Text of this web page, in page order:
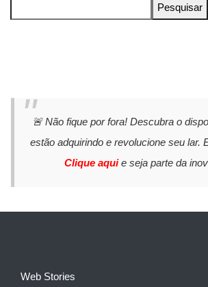
Pesquisar
🚨 Não fique por fora! Descubra o
estão adquirindo e revolucione seu lar.
Clique aquie seja parte da
Web Stories